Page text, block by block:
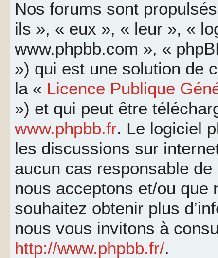
Nos forums sont
ils », « eux », « leur », «
www.phpbb.com », «
») qui est une solution de
la « Licence Publique
») et qui peut être
www.phpbb.fr. Le logiciel
les discussions sur
aucun cas responsable
nous acceptons et/ou que
souhaitez obtenir plus
nous vous invitons à
http://www.phpbb.fr/.